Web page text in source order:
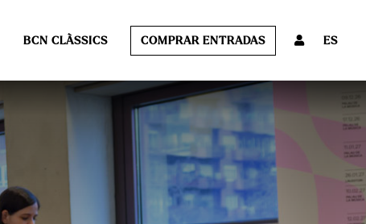
BCN CLÀSSICS COMPRAR ENTRADAS ES